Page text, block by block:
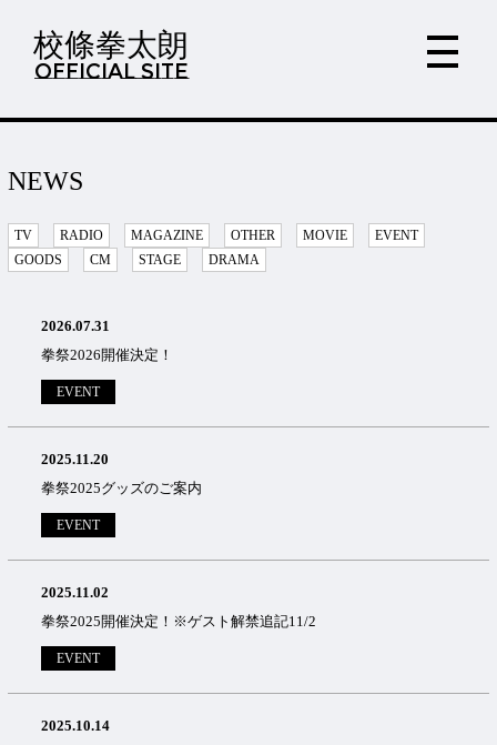
校條拳太朗
OFFICIAL SITE
NEWS
TV RADIO MAGAZINE OTHER MOVIE
EVENT
GOODS
CM STAGE DRAMA
2026.07.31
拳祭2026開催決定！
EVENT
2025.11.20
拳祭2025グッズのご案内
EVENT
2025.11.02
拳祭2025開催決定！※ゲスト解禁追記11/2
EVENT
2025.10.14